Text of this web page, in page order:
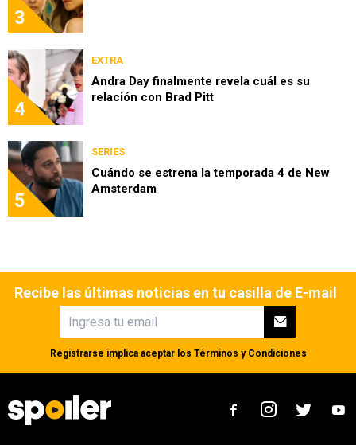
3
4
EXTRA
Andra Day finalmente revela cuál es su
relación con Brad Pitt
5
SERIES
Cuándo se estrena la temporada 4 de New
Amsterdam
Recibe las últimas noticias en tu casilla de E-mail
Registrarse implica aceptar los Términos y Condiciones